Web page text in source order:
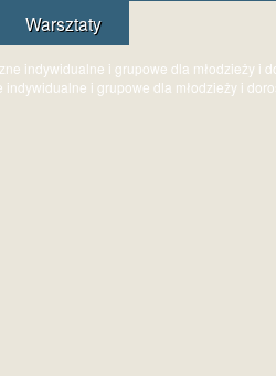
Warsztaty
indywidualne i grupowe dla młodzieży i